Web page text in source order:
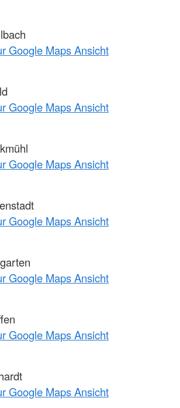
Google Maps Ansicht
Google Maps Ansicht
Google Maps Ansicht
Google Maps Ansicht
Google Maps Ansicht
Google Maps Ansicht
Google Maps Ansicht